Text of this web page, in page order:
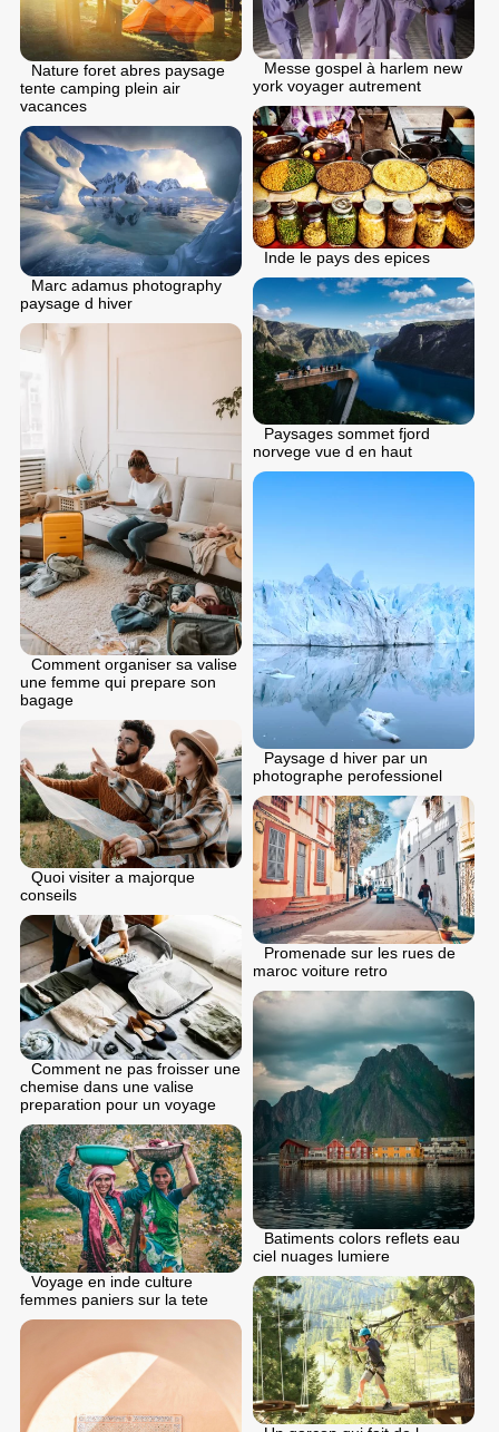
Messe gospel à harlem new
york voyager autrement
Nature foret abres paysage
tente camping plein air
vacances
Inde le pays des epices
Marc adamus photography
paysage d hiver
Paysages sommet fjord
norvege vue d en haut
Comment organiser sa valise
une femme qui prepare son
bagage
Paysage d hiver par un
photographe perofessionel
Quoi visiter a majorque
conseils
Promenade sur les rues de
maroc voiture retro
Comment ne pas froisser une
chemise dans une valise
preparation pour un voyage
Batiments colors reflets eau
ciel nuages lumiere
Voyage en inde culture
femmes paniers sur la tete